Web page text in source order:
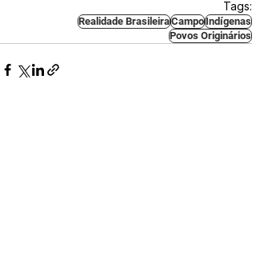
Tags:
Realidade BrasileiraCampoIndígenas
Povos Originários